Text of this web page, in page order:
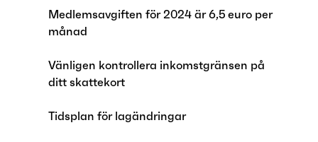
Medlemsavgiften för 2024 är 6,5 euro per
månad
Vänligen kontrollera inkomstgränsen på
ditt skattekort
Tidsplan för lagändringar